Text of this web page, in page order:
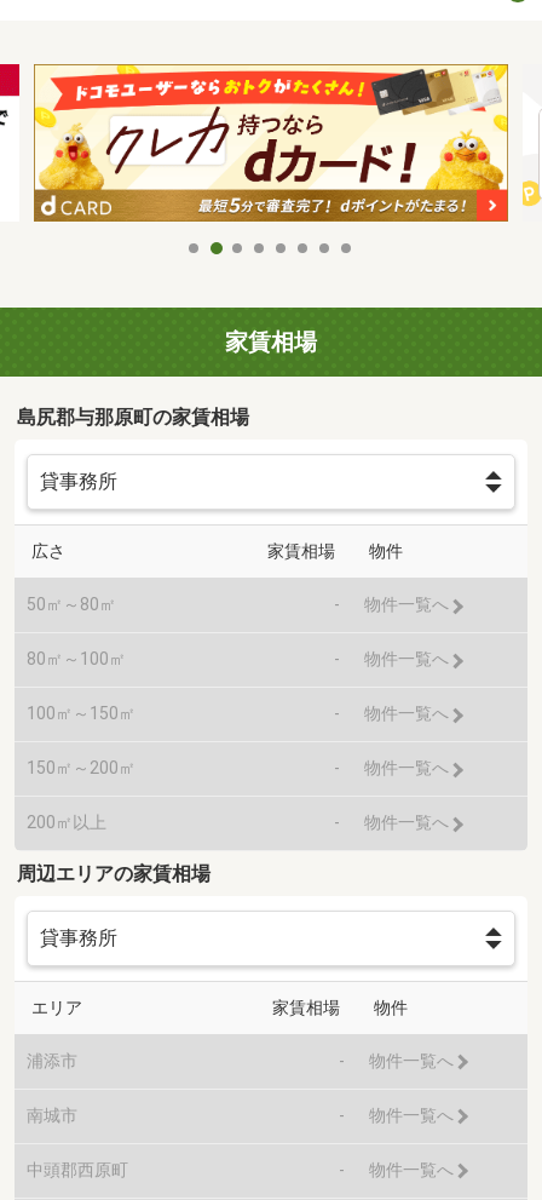
家賃相場
島尻郡与那原町の家賃相場
広さ 家賃相場 物件
50㎡～80㎡ - 物件一覧へ
80㎡～100㎡ - 物件一覧へ
100㎡～150㎡ - 物件一覧へ
150㎡～200㎡ - 物件一覧へ
200㎡以上 - 物件一覧へ
周辺エリアの家賃相場
エリア 家賃相場 物件
浦添市 - 物件一覧へ
南城市 - 物件一覧へ
中頭郡西原町 - 物件一覧へ